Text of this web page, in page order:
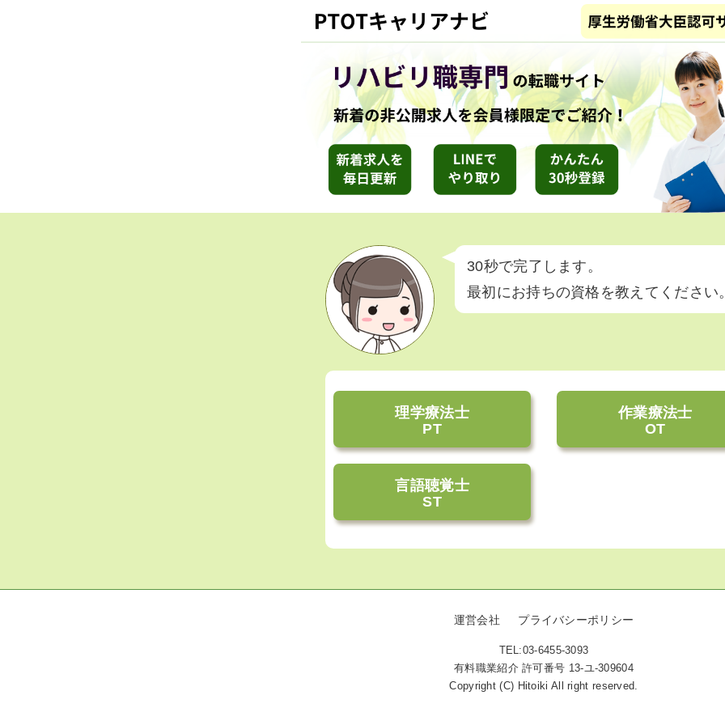
30秒で完了します。
最初にお持ちの資格を教えてください
理学療法士
PT
作業療法士
OT
言語聴覚士
ST
運営会社 プライバシーポリシー
TEL:03-6455-3093
有料職業紹介 許可番号 13-ユ-309604
Copyright (C) Hitoiki All right reserved.